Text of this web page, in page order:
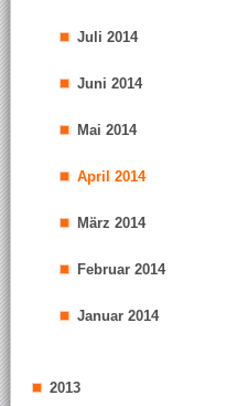
Juli 2014
Juni 2014
Mai 2014
April 2014
März 2014
Februar 2014
Januar 2014
2013